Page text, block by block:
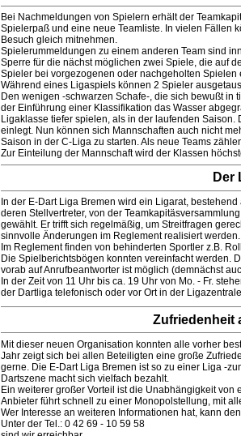
Bei Nachmeldungen von Spielern erhält der
Spielerpaß und eine neue Teamliste. In vielen Fällen
Besuch gleich mitnehmen.
Spielerummeldungen zu einem anderen Team sind
Sperre für die nächst möglichen zwei Spiele, die auf
Spieler bei vorgezogenen oder nachgeholten Spielen
Während eines Ligaspiels können 2 Spieler
Den wenigen -schwarzen Schafe-, die sich bewußt
der Einführung einer Klassifikation das Wasser
Ligaklasse tiefer spielen, als in der laufenden
einlegt. Nun können sich Mannschaften auch nicht
Saison in der C-Liga zu starten. Als neue Teams
Zur Einteilung der Mannschaft wird der Klassen
Der
In der E-Dart Liga Bremen wird ein Ligarat,
deren Stellvertreter, von der
gewählt. Er trifft sich regelmäßig, um Streitfragen
sinnvolle Änderungen im Reglement realisiert werden.
Im Reglement finden von behinderten Sportler z.B.
Die Spielberichtsbögen konnten vereinfacht werden.
vorab auf Anrufbeantworter ist möglich (demnächst
In der Zeit von 11 Uhr bis ca. 19 Uhr von Mo. - Fr.
der Dartliga telefonisch oder vor Ort in der
Zufriedenheit
Mit dieser neuen Organisation konnten alle vorher
Jahr zeigt sich bei allen Beteiligten eine große
gerne. Die E-Dart Liga Bremen ist so zu einer Liga -
Dartszene macht sich vielfach bezahlt.
Ein weiterer großer Vorteil ist die Unabhängigkeit
Anbieter führt schnell zu einer Monopolstellung, mit
Wer Interesse an weiteren Informationen hat, kann
Unter der Tel.: 0 42 69 - 10 59 58